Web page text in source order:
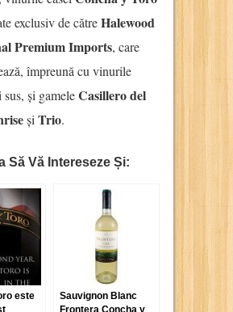
exclusiv de cătreHalewood
Premium Imports, care
împreună cu vinurile
și gameleCasillero del
și Trio.
Să Vă Intereseze Și:
este
Sauvignon Blanc
Frontera Concha y